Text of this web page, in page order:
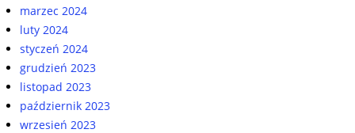
marzec 2024
luty 2024
styczeń 2024
grudzień 2023
listopad 2023
październik 2023
wrzesień 2023